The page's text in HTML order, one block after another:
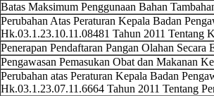
Batas Maksimum Penggunaan Bahan
Perubahan Atas Peraturan Kepala Badan
Hk.03.1.23.10.11.08481 Tahun 2011 Tentang
Penerapan Pendaftaran Pangan Olahan
Pengawasan Pemasukan Obat dan Makanan
Perubahan atas Peraturan Kepala Badan
Hk.03.1.23.07.11.6664 Tahun 2011 Tentang